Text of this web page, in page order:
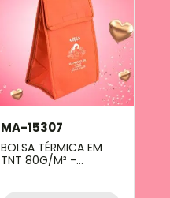
MA-15307
BOLSA TÉRMICA EM
TNT 80G/M² -